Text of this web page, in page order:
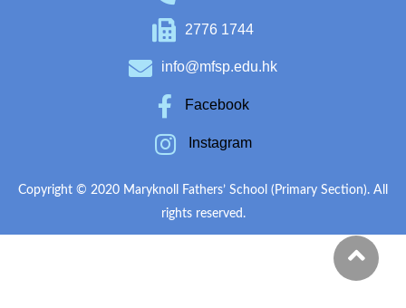
2776 1744
info@mfsp.edu.hk
Facebook
Instagram
Copyright © 2020 Maryknoll Fathers’ School (Primary Section). All
rights reserved.